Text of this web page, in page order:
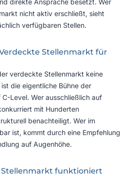
nicht aktiv erschließt, sieht
verfügbaren Stellen.
Stellenmarkt für
verdeckte Stellenmarkt keine
die eigentliche Bühne der
Level. Wer ausschließlich auf
mit Hunderten
benachteiligt. Wer im
ist, kommt durch eine Empfehlung
auf Augenhöhe.
Stellenmarkt funktioniert